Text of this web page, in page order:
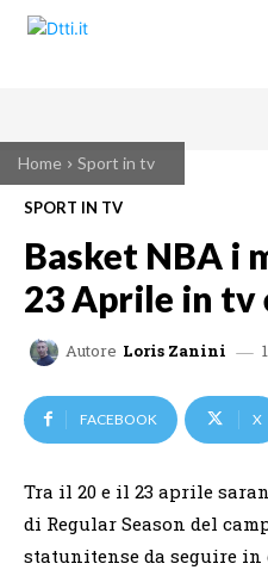
Home Sport in tv
SPORT IN TV
Basket NBA i
23 Aprile in tv
Autore Loris Zanini
FACEBOOK X
Tra il 20 e il 23 aprile
di Regular Season del
statunitense da seguire in